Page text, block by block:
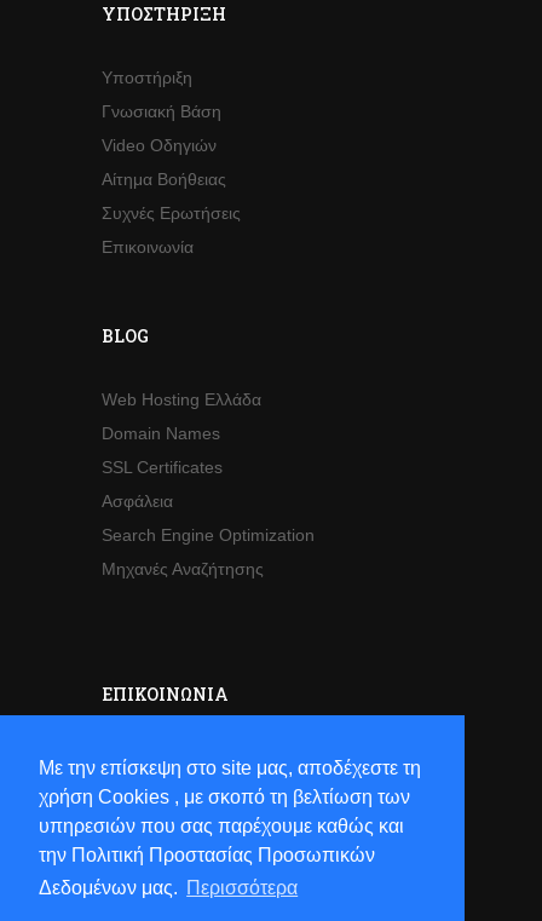
Με την επίσκεψη στο site μας, αποδέχεστε τη
χρήση Cookies , με σκοπό τη βελτίωση των
υπηρεσιών που σας παρέχουμε καθώς και
την Πολιτική Προστασίας Προσωπικών
Δεδομένων μας. Περισσότερα
ΥΠΟΣΤΉΡΙΞΗ
Υποστήριξη
Γνωσιακή Βάση
Video Οδηγιών
Αίτημα Βοήθειας
Συχνές Ερωτήσεις
Επικοινωνία
BLOG
Web Hosting Ελλάδα
Domain Names
SSL Certificates
Ασφάλεια
Search Engine Optimization
Μηχανές Αναζήτησης
ΕΠΙΚΟΙΝΩΝΊΑ
Τηλ: +30 2821063941
Email:sales[at]hostsun[dot]com